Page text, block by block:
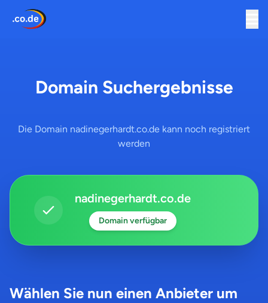
Domain Suchergebnisse
Die Domain nadinegerhardt.co.de kann noch registriert
werden
nadinegerhardt.co.de
Domain verfügbar
Wählen Sie nun einen Anbieter um